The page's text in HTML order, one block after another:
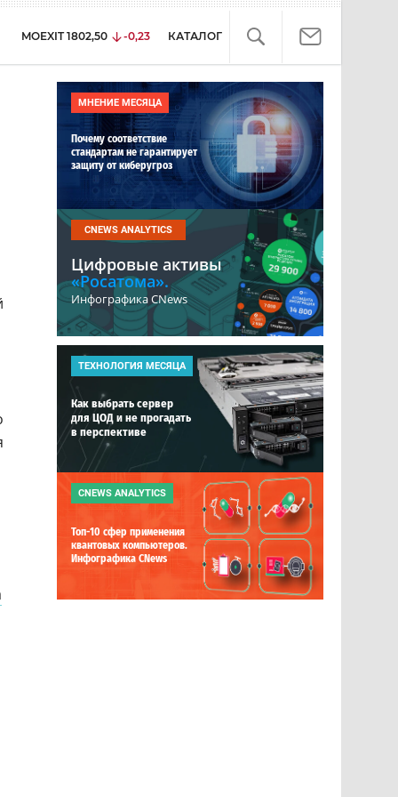
MOEXIT 1802,50 -0,23 КАТАЛОГ
МНЕНИЕ МЕСЯЦА
Почему соответствие
стандартам не гарантирует
защиту от киберугроз
CNEWS ANALYTICS
Цифровые активы
«Росатома».
Инфографика CNews
ТЕХНОЛОГИЯ МЕСЯЦА
Как выбрать сервер
для ЦОД и не прогадать
в перспективе
CNEWS ANALYTICS
Топ-10 сфер применения
квантовых компьютеров.
Инфографика CNews